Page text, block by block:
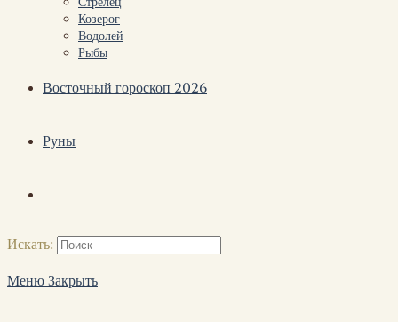
Козерог
Водолей
Рыбы
Восточный гороскоп 2026
Руны
Искать:
МенюЗакрыть